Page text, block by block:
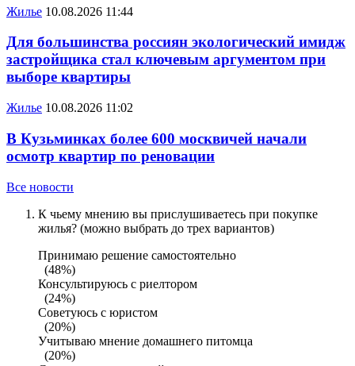
Жилье 10.08.2026 11:44
Для большинства россиян экологический имидж
застройщика стал ключевым аргументом при
выборе квартиры
Жилье 10.08.2026 11:02
В Кузьминках более 600 москвичей начали
осмотр квартир по реновации
Все новости
К чьему мнению вы прислушиваетесь при покупке
жилья? (можно выбрать до трех вариантов)
Принимаю решение самостоятельно
(48%)
Консультируюсь с риелтором
(24%)
Советуюсь с юристом
(20%)
Учитываю мнение домашнего питомца
(20%)